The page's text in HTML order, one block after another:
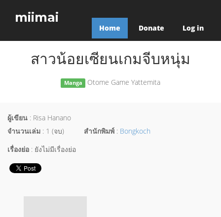
miimai
Home Donate Log in
สาวน้อยเซียนเกมจีบหนุ่ม
Manga Otome Game Yattemita
ผู้เขียน : Risa Hanano
จำนวนเล่ม : 1 (จบ) สำนักพิมพ์ : Bongkoch
เรื่องย่อ : ยังไม่มีเรื่องย่อ